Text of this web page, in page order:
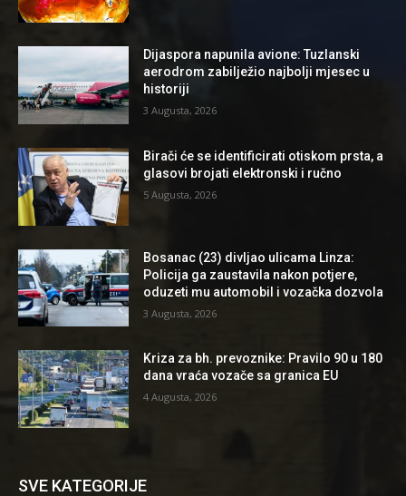
Dijaspora napunila avione: Tuzlanski
aerodrom zabilježio najbolji mjesec u
historiji
3 Augusta, 2026
Birači će se identificirati otiskom prsta, a
glasovi brojati elektronski i ručno
5 Augusta, 2026
Bosanac (23) divljao ulicama Linza:
Policija ga zaustavila nakon potjere,
oduzeti mu automobil i vozačka dozvola
3 Augusta, 2026
Kriza za bh. prevoznike: Pravilo 90 u 180
dana vraća vozače sa granica EU
4 Augusta, 2026
SVE KATEGORIJE